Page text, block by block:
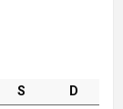
S
D